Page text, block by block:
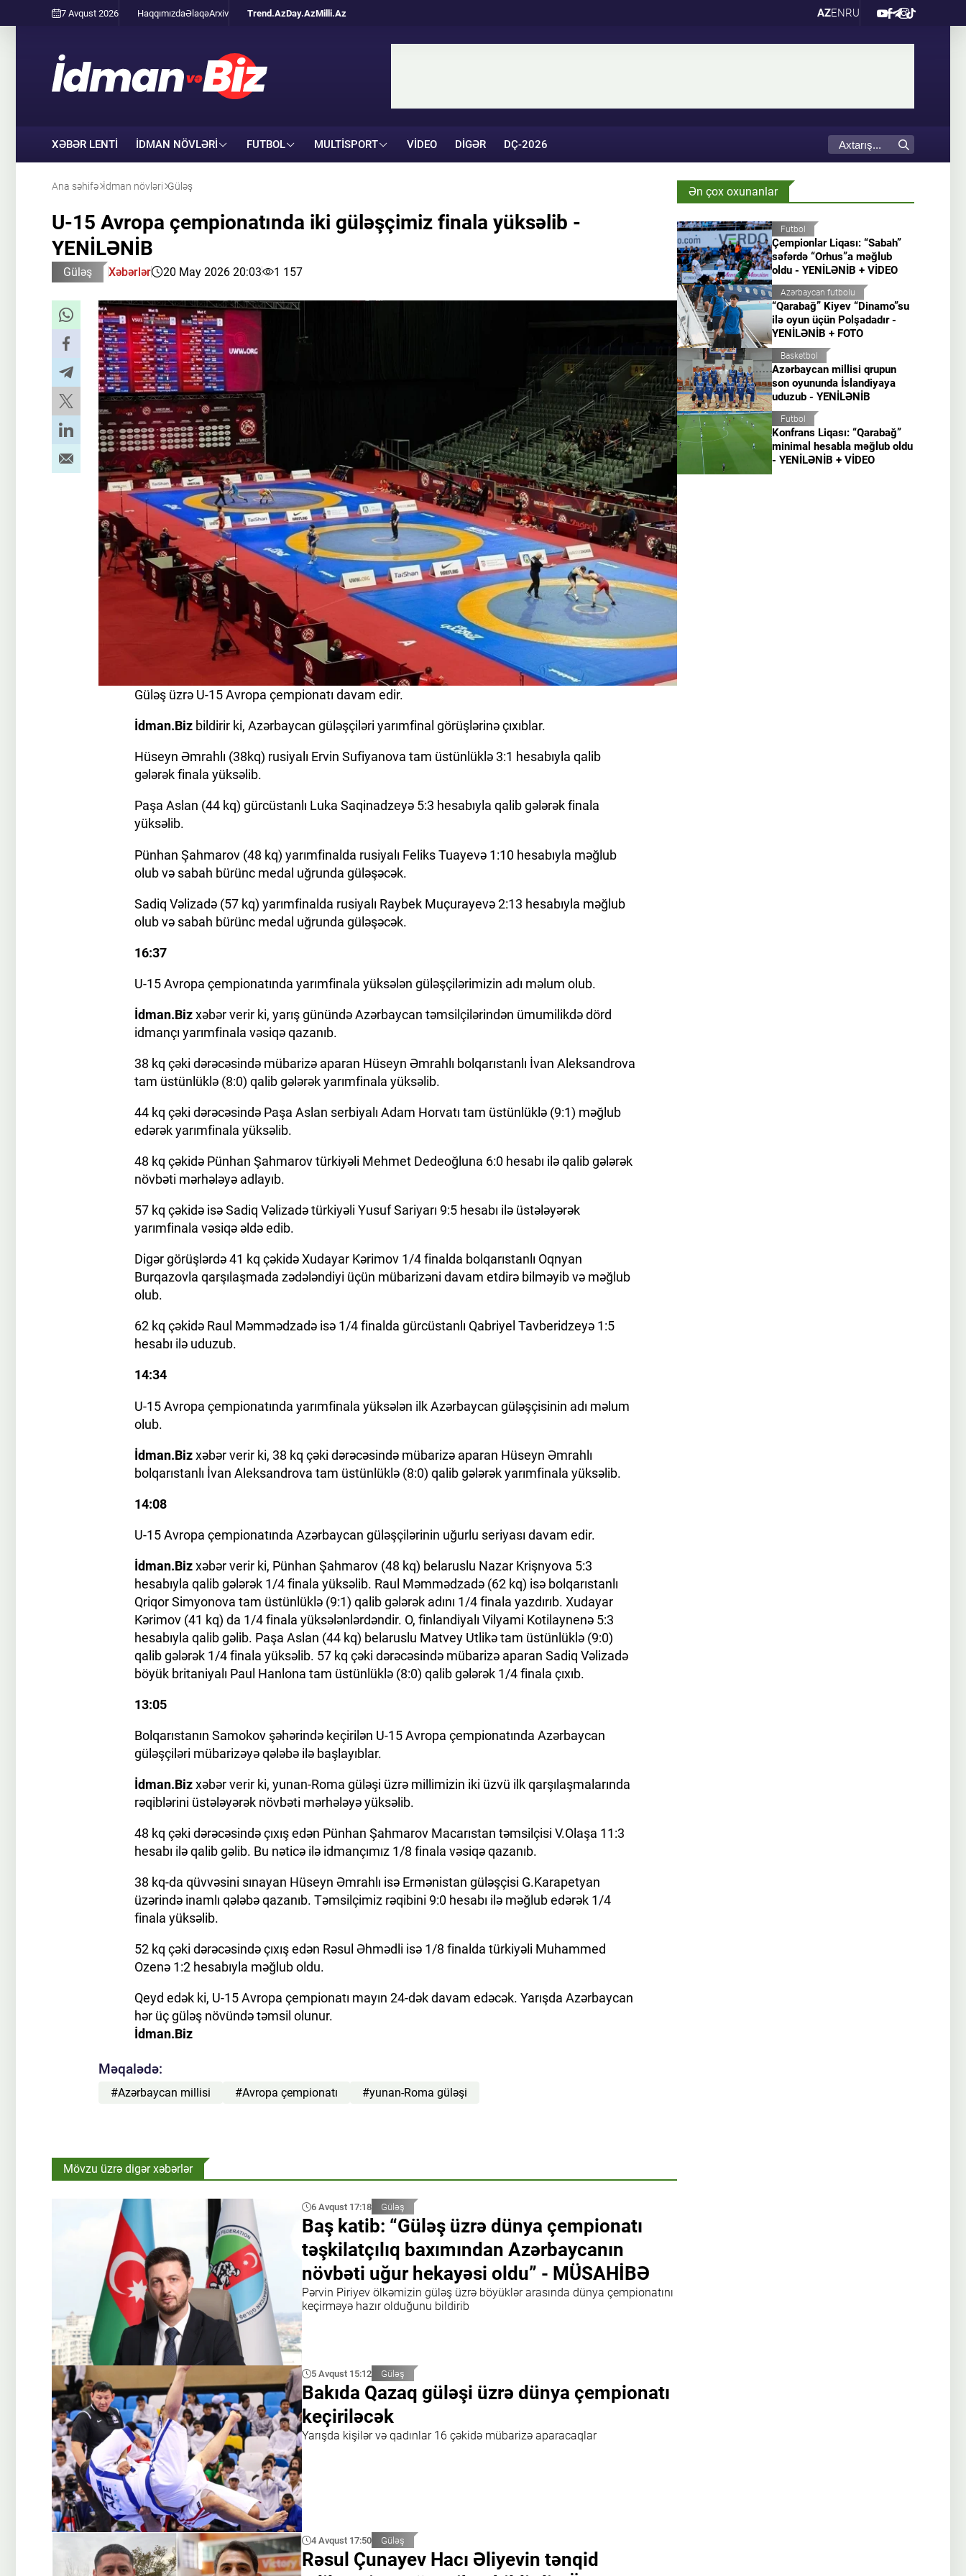
7 Avqust 2026 HaqqımızdaƏlaqəArxiv Trend.AzDay.AzMilli.Az AZENRU
XƏBƏR LENTİ İDMAN NÖVLƏRI FUTBOL MULTISPORT VIDEO DIGƏR DÇ-2026
Ana səhifə İdman növləri Güləş
U-15 Avropa çempionatında iki güləşçimiz finala yüksəlib -
YENİLƏNİB
Güləş Xəbərlər 20 May 2026 20:03 1 157
Güləş üzrə U-15 Avropa çempionatı davam edir.
İdman.Biz bildirir ki, Azərbaycan güləşçiləri yarımfinal görüşlərinə çıxıblar.
Hüseyn Əmrahlı (38kq) rusiyalı Ervin Sufiyanova tam üstünlüklə 3:1 hesabıyla qalib
gələrək finala yüksəlib.
Paşa Aslan (44 kq) gürcüstanlı Luka Saqinadzeyə 5:3 hesabıyla qalib gələrək finala
yüksəlib.
Pünhan Şahmarov (48 kq) yarımfinalda rusiyalı Feliks Tuayevə 1:10 hesabıyla məğlub
olub və sabah bürünc medal uğrunda güləşəcək.
Sadiq Vəlizadə (57 kq) yarımfinalda rusiyalı Raybek Muçurayevə 2:13 hesabıyla məğlub
olub və sabah bürünc medal uğrunda güləşəcək.
16:37
U-15 Avropa çempionatında yarımfinala yüksələn güləşçilərimizin adı məlum olub.
İdman.Bizxəbər verir ki, yarış günündə Azərbaycan təmsilçilərindən ümumilikdə dörd
idmançı yarımfinala vəsiqə qazanıb.
38 kq çəki dərəcəsində mübarizə aparan Hüseyn Əmrahlı bolqarıstanlı İvan Aleksandrova
tam üstünlüklə (8:0) qalib gələrək yarımfinala yüksəlib.
44 kq çəki dərəcəsində Paşa Aslan serbiyalı Adam Horvatı tam üstünlüklə (9:1) məğlub
edərək yarımfinala yüksəlib.
48 kq çəkidə Pünhan Şahmarov türkiyəli Mehmet Dedeoğluna 6:0 hesabı ilə qalib gələrək
növbəti mərhələyə adlayıb.
57 kq çəkidə isə Sadiq Vəlizadə türkiyəli Yusuf Sariyarı 9:5 hesabı ilə üstələyərək
yarımfinala vəsiqə əldə edib.
Digər görüşlərdə 41 kq çəkidə Xudayar Kərimov 1/4 finalda bolqarıstanlı Oqnyan
Burqazovla qarşılaşmada zədələndiyi üçün mübarizəni davam etdirə bilməyib və məğlub
olub.
62 kq çəkidə Raul Məmmədzadə isə 1/4 finalda gürcüstanlı Qabriyel Tavberidzeyə 1:5
hesabı ilə uduzub.
14:34
U-15 Avropa çempionatında yarımfinala yüksələn ilk Azərbaycan güləşçisinin adı məlum
olub.
İdman.Bizxəbər verir ki, 38 kq çəki dərəcəsində mübarizə aparan Hüseyn Əmrahlı
bolqarıstanlı İvan Aleksandrova tam üstünlüklə (8:0) qalib gələrək yarımfinala yüksəlib.
14:08
U-15 Avropa çempionatında Azərbaycan güləşçilərinin uğurlu seriyası davam edir.
İdman.Bizxəbər verir ki, Pünhan Şahmarov (48 kq) belaruslu Nazar Krişnyova 5:3
hesabıyla qalib gələrək 1/4 finala yüksəlib. Raul Məmmədzadə (62 kq) isə bolqarıstanlı
Qriqor Simyonova tam üstünlüklə (9:1) qalib gələrək adını 1/4 finala yazdırıb. Xudayar
Kərimov (41 kq) da 1/4 finala yüksələnlərdəndir. O, finlandiyalı Vilyami Kotilaynenə 5:3
hesabıyla qalib gəlib. Paşa Aslan (44 kq) belaruslu Matvey Utlikə tam üstünlüklə (9:0)
qalib gələrək 1/4 finala yüksəlib. 57 kq çəki dərəcəsində mübarizə aparan Sadiq Vəlizadə
böyük britaniyalı Paul Hanlona tam üstünlüklə (8:0) qalib gələrək 1/4 finala çıxıb.
13:05
Bolqarıstanın Samokov şəhərində keçirilən U-15 Avropa çempionatında Azərbaycan
güləşçiləri mübarizəyə qələbə ilə başlayıblar.
İdman.Bizxəbər verir ki, yunan-Roma güləşi üzrə millimizin iki üzvü ilk qarşılaşmalarında
rəqiblərini üstələyərək növbəti mərhələyə yüksəlib.
48 kq çəki dərəcəsində çıxış edən Pünhan Şahmarov Macarıstan təmsilçisi V.Olaşa 11:3
hesabı ilə qalib gəlib. Bu nəticə ilə idmançımız 1/8 finala vəsiqə qazanıb.
38 kq-da qüvvəsini sınayan Hüseyn Əmrahlı isə Ermənistan güləşçisi G.Karapetyan
üzərində inamlı qələbə qazanıb. Təmsilçimiz rəqibini 9:0 hesabı ilə məğlub edərək 1/4
finala yüksəlib.
52 kq çəki dərəcəsində çıxış edən Rəsul Əhmədli isə 1/8 finalda türkiyəli Muhammed
Ozenə 1:2 hesabıyla məğlub oldu.
Qeyd edək ki, U-15 Avropa çempionatı mayın 24-dək davam edəcək. Yarışda Azərbaycan
hər üç güləş növündə təmsil olunur.
İdman.Biz
Məqalədə:
#Azərbaycan millisi #Avropa çempionatı #yunan-Roma güləşi
Mövzu üzrə digər xəbərlər
6 Avqust 17:18 Güləş
Baş katib: “Güləş üzrə dünya çempionatı
təşkilatçılıq baxımından Azərbaycanın
növbəti uğur hekayəsi oldu” - MÜSAHİBƏ
Pərvin Piriyev ölkəmizin güləş üzrə böyüklər arasında dünya çempionatını
keçirməyə hazır olduğunu bildirib
5 Avqust 15:12 Güləş
Bakıda Qazaq güləşi üzrə dünya çempionatı
keçiriləcək
Yarışda kişilər və qadınlar 16 çəkidə mübarizə aparacaqlar
4 Avqust 17:50 Güləş
Rəsul Çunayev Hacı Əliyevin tənqid
Ən çox oxunanlar
Futbol
Çempionlar Liqası: “Sabah”
səfərdə “Orhus”a məğlub
oldu - YENİLƏNİB + VİDEO
Azərbaycan futbolu
“Qarabağ” Kiyev “Dinamo”su
ilə oyun üçün Polşadadır -
YENİLƏNİB + FOTO
Basketbol
Azərbaycan millisi qrupun
son oyununda İslandiyaya
uduzub - YENİLƏNİB
Futbol
Konfrans Liqası: “Qarabağ”
minimal hesabla məğlub oldu
- YENİLƏNİB + VİDEO